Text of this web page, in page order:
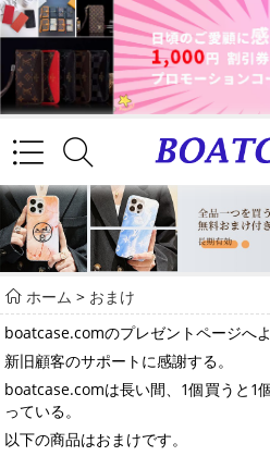
ホーム > おまけ
boatcase.comのプレゼントページへよ
新旧顧客のサポートに感謝する。
boatcase.comは長い間、1個買うと1
っている。
以下の商品はおまけです。